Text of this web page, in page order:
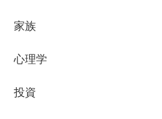
家族
心理学
投資